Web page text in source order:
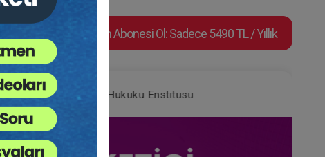
Video Eğitim Abonesi Ol: Sadece 5490 TL / Yıllık
Tüketici Hukuku Enstitüsü